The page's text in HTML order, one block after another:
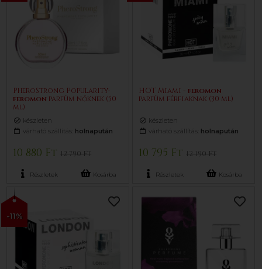
PheroStrong Popularity-
feromon parfüm nőknek (50
ml)
készleten
várható szállítás: holnapután
10 880 Ft12 790 Ft
Részletek Kosárba
HOT Miami - feromon
parfüm férfiaknak (30 ml)
készleten
várható szállítás: holnapután
10 795 Ft12 190 Ft
Részletek Kosárba
-11%